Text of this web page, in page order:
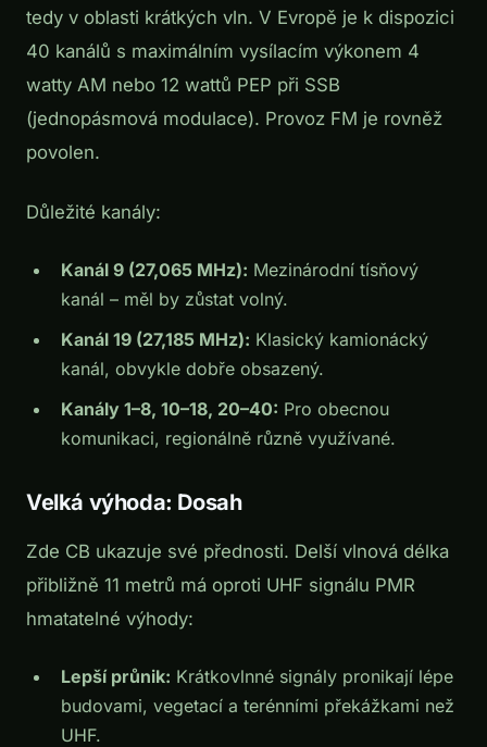
tedy v oblasti krátkých vln. V Evropě je k dispozici
40 kanálů s maximálním vysílacím výkonem 4
watty AM nebo 12 wattů PEP při SSB
(jednopásmová modulace). Provoz FM je rovněž
povolen.
Důležité kanály:
Kanál 9 (27,065 MHz): Mezinárodní tísňový
kanál – měl by zůstat volný.
Kanál 19 (27,185 MHz): Klasický kamionácký
kanál, obvykle dobře obsazený.
Kanály 1–8, 10–18, 20–40: Pro obecnou
komunikaci, regionálně různě využívané.
Velká výhoda: Dosah
Zde CB ukazuje své přednosti. Delší vlnová délka
přibližně 11 metrů má oproti UHF signálu PMR
hmatatelné výhody:
Lepší průnik: Krátkovlnné signály pronikají lépe
budovami, vegetací a terénními překážkami než
UHF.